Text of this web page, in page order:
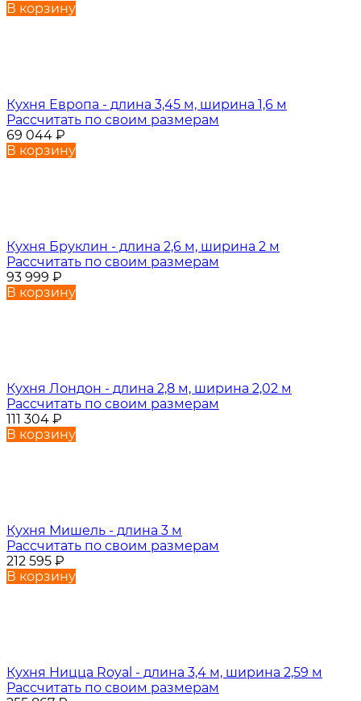
В корзину
Кухня Европа - длина 3,45 м, ширина 1,6 м
Рассчитать по своим размерам
69 044 ₽
В корзину
Кухня Бруклин - длина 2,6 м, ширина 2 м
Рассчитать по своим размерам
93 999 ₽
В корзину
Кухня Лондон - длина 2,8 м, ширина 2,02 м
Рассчитать по своим размерам
111 304 ₽
В корзину
Кухня Мишель - длина 3 м
Рассчитать по своим размерам
212 595 ₽
В корзину
Кухня Ницца Royal - длина 3,4 м, ширина 2,59 м
Рассчитать по своим размерам